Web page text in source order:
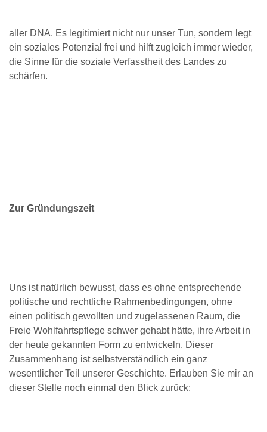
aller DNA. Es legitimiert nicht nur unser Tun, sondern legt
ein soziales Potenzial frei und hilft zugleich immer wieder,
die Sinne für die soziale Verfasstheit des Landes zu
schärfen.
Zur Gründungszeit
Uns ist natürlich bewusst, dass es ohne entsprechende
politische und rechtliche Rahmenbedingungen, ohne
einen politisch gewollten und zugelassenen Raum, die
Freie Wohlfahrtspflege schwer gehabt hätte, ihre Arbeit in
der heute gekannten Form zu entwickeln. Dieser
Zusammenhang ist selbstverständlich ein ganz
wesentlicher Teil unserer Geschichte. Erlauben Sie mir an
dieser Stelle noch einmal den Blick zurück: